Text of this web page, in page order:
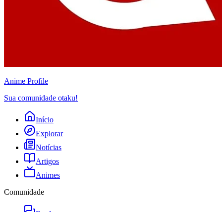
Anime Profile
Sua comunidade otaku!
Início
Explorar
Notícias
Artigos
Animes
Comunidade